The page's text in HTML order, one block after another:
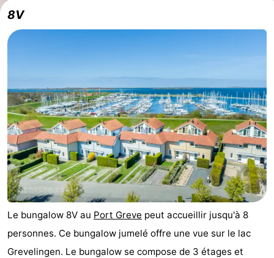
8V
Le bungalow 8V au Port Greve peut accueillir jusqu'à 8
personnes. Ce bungalow jumelé offre une vue sur le lac
Grevelingen. Le bungalow se compose de 3 étages et